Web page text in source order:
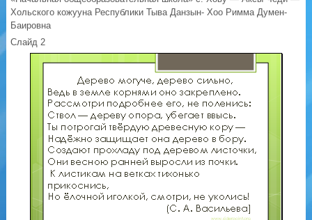
Хольского кожууна Республики Тыва Данзын- Хоо Римма Думен-
Баировна
Слайд 2